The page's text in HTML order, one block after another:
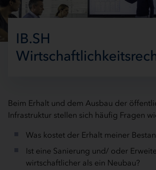
IB.SH
Beim Erhalt und dem Ausbau der
Infrastruktur stellen sich häufig Fragen
Was kostet der Erhalt meiner
Ist eine Sanierung und/ oder
wirtschaftlicher als ein Neubau?